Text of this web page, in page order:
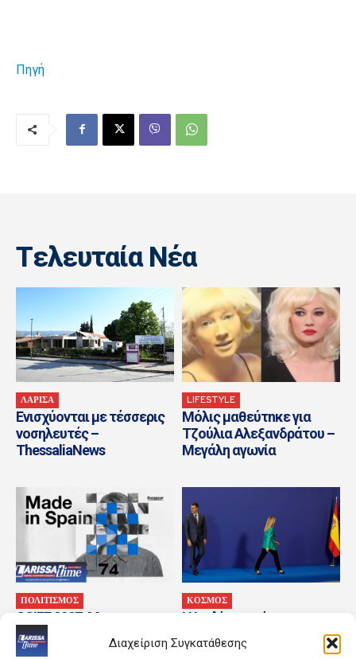
Διαχείριση Συγκατάθεσης
Πηγή
Tελευταία Nέα
ΛΑΡΙΣΑ
Ενισχύονται με τέσσερις
νοσηλευτές –
ThessaliaNews
LIFESTYLE
Μόλις μαθεύτnκε για
Τζούλια Αλεξανδράτου –
Μεγάλη αγωνία
ΠΟΛΙΤΙΣΜΟΣ
SSIFF 2027: Με
Αλμοδοβάρ και 24 νέες
Ισπανικές ταινίες
ΚΟΣΜΟΣ
Η Ιταλία αρνείται το
αίτημα της Ισπανίας να
άρει τους συνοριακούς